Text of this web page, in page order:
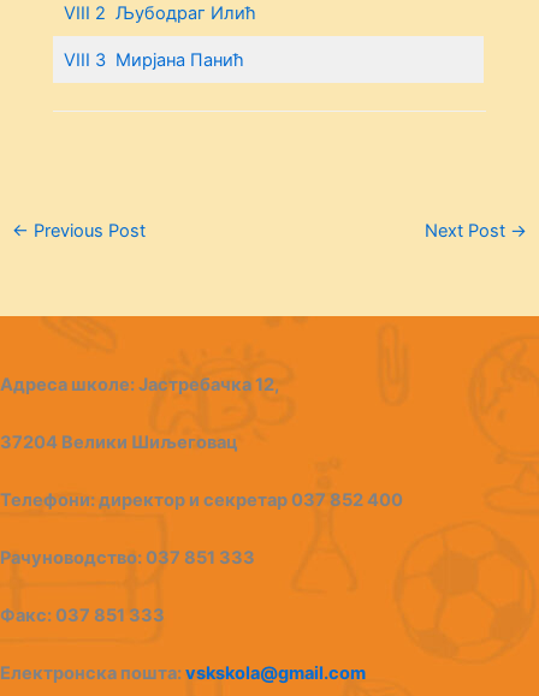
VIII 2 Љубодраг Илић
VIII 3 Мирјана Панић
← Previous Post Next Post →
Адреса школе: Јастребачка 12,
37204 Велики Шиљеговац
Телефони: директор и секрeтар 037 852 400
Рачуноводство: 037 851 333
Факс: 037 851 333
Електронска пошта:vskskola@gmail.com